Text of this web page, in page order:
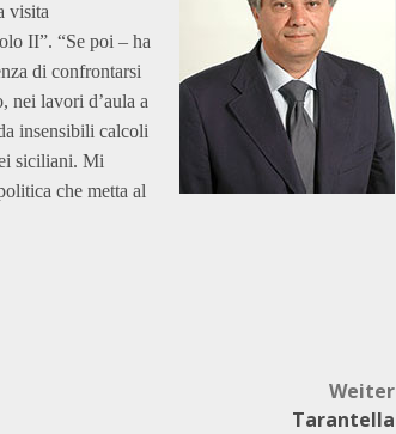
visita
II”. “Se poi – ha
di confrontarsi
nei lavori d’aula a
insensibili calcoli
siciliani. Mi
che metta al
Weiter
Tarantella